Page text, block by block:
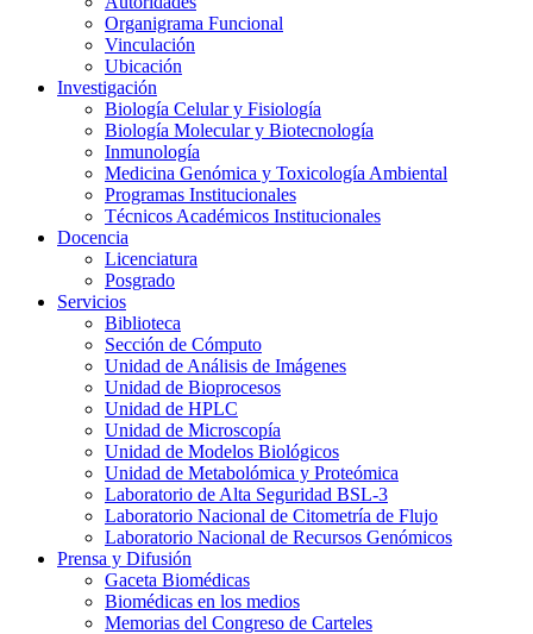
Organigrama Funcional
Vinculación
Ubicación
Investigación
Biología Celular y Fisiología
Biología Molecular y Biotecnología
Inmunología
Medicina Genómica y Toxicología Ambiental
Programas Institucionales
Técnicos Académicos Institucionales
Docencia
Licenciatura
Posgrado
Servicios
Biblioteca
Sección de Cómputo
Unidad de Análisis de Imágenes
Unidad de Bioprocesos
Unidad de HPLC
Unidad de Microscopía
Unidad de Modelos Biológicos
Unidad de Metabolómica y Proteómica
Laboratorio de Alta Seguridad BSL-3
Laboratorio Nacional de Citometría de Flujo
Laboratorio Nacional de Recursos Genómicos
Prensa y Difusión
Gaceta Biomédicas
Biomédicas en los medios
Memorias del Congreso de Carteles